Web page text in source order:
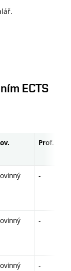
ECTS
Prof.
-
-
-